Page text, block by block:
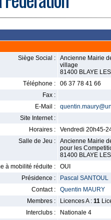
Siège Social :
Ancienne Mairie
village
81400 BLAYE
Téléphone :
06 37 78 41 66
Fax :
E-Mail :
Site Internet :
Horaires :
Vendredi 20h45-
Salle de Jeu :
Ancienne Mairie
pour les
81400 BLAYE
à mobilité réduite :
OUI
Présidence :
Pascal SANTOUL
Contact :
Quentin MAURY
Membres :
Licences A : 11
Interclubs :
Nationale 4